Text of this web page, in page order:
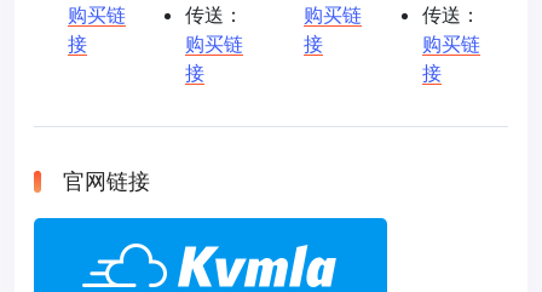
购买链
接
传送：
购买链
接
购买链
接
传送：
购买链
接
官网链接